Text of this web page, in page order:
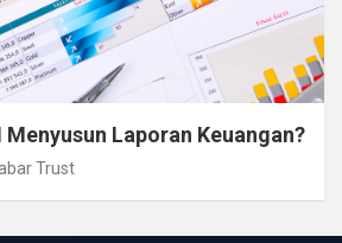
Menyusun Laporan Keuangan?
Trust